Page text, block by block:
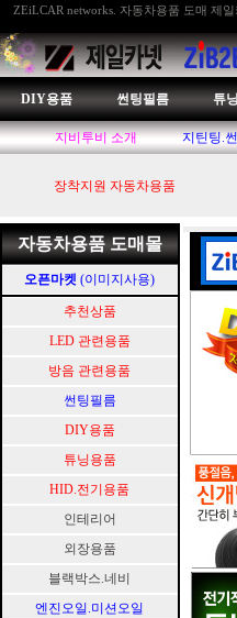
ZEiLCAR networks. 자동차용품 도매 제
DIY용품 썬팅필름 튜
지비투비 소개 지틴팅.
장착지원 자동차용품
자동차용품 도매몰
오픈마켓 (이미지사용)
추천상품
LED 관련용품
방음 관련용품
썬팅필름
DIY용품
튜닝용품
HID.전기용품
인테리어
외장용품
블랙박스.네비
엔진오일.미션오일